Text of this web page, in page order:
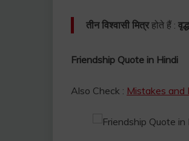
तीन विश्वासी मित्रहोते हैं :
Friendship Quote in Hindi
Also Check : Mistakes and